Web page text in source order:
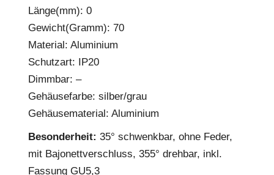
Länge(mm): 0
Gewicht(Gramm): 70
Material: Aluminium
Schutzart: IP20
Dimmbar: –
Gehäusefarbe: silber/grau
Gehäusematerial: Aluminium
Besonderheit: 35° schwenkbar, ohne Feder,
mit Bajonettverschluss, 355° drehbar, inkl.
Fassung GU5,3